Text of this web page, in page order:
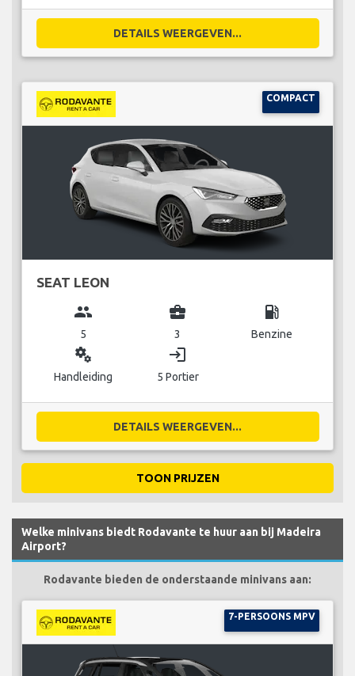
DETAILS WEERGEVEN...
COMPACT
SEAT LEON
group
5
business_center
3
local_gas_station
Benzine
miscellaneous_services
Handleiding
login
5 Portier
DETAILS WEERGEVEN...
TOON PRIJZEN
Welke minivans biedt Rodavante te huur aan bij Madeira
Airport?
Rodavante bieden de onderstaande minivans aan:
7-PERSOONS MPV